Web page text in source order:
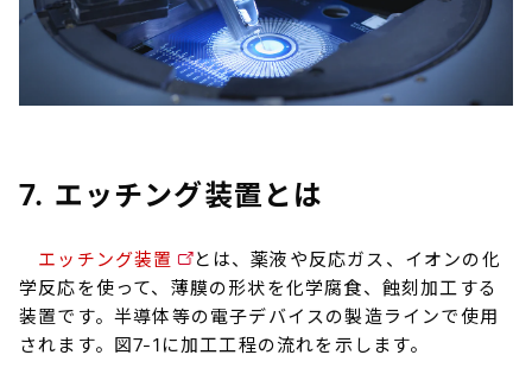
7. エッチング装置とは
エッチング装置
とは、薬液や反応ガス、イオンの化
学反応を使って、薄膜の形状を化学腐食、蝕刻加工する
装置です。半導体等の電子デバイスの製造ラインで使用
されます。図7-1に加工工程の流れを示します。